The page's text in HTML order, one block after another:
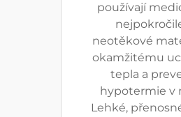
používají
neotěkové
okamžitému
tepla a
hypotermie v
Lehké,